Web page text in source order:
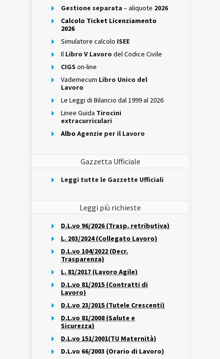
Gestione separata – aliquote 2026
Calcolo Ticket Licenziamento
2026
Simulatore calcolo ISEE
Il Libro V Lavoro del Codice Civile
CIGS on-line
Vademecum Libro Unico del
Lavoro
Le Leggi di Bilancio dal 1999 al 2026
Linee Guida Tirocini
extracurriculari
Albo Agenzie per il Lavoro
Gazzetta Ufficiale
Leggi tutte le Gazzette Ufficiali
Leggi più richieste
D.L.vo 96/2026 (Trasp. retributiva)
L. 203/2024 (Collegato Lavoro)
D.L.vo 104/2022 (Decr.
Trasparenza)
L. 81/2017 (Lavoro Agile)
D.L.vo 81/2015 (Contratti di
Lavoro)
D.L.vo 23/2015 (Tutele Crescenti)
D.L.vo 81/2008 (Salute e
Sicurezza)
D.L.vo 151/2001(TU Maternità)
D.L.vo 66/2003 (Orario di Lavoro)